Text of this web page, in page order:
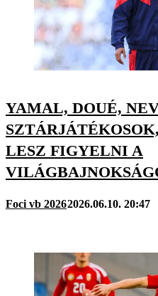
YAMAL, DOUÉ,
LESZ FIGYELNI A
Foci vb 20262026.06.10. 20:47